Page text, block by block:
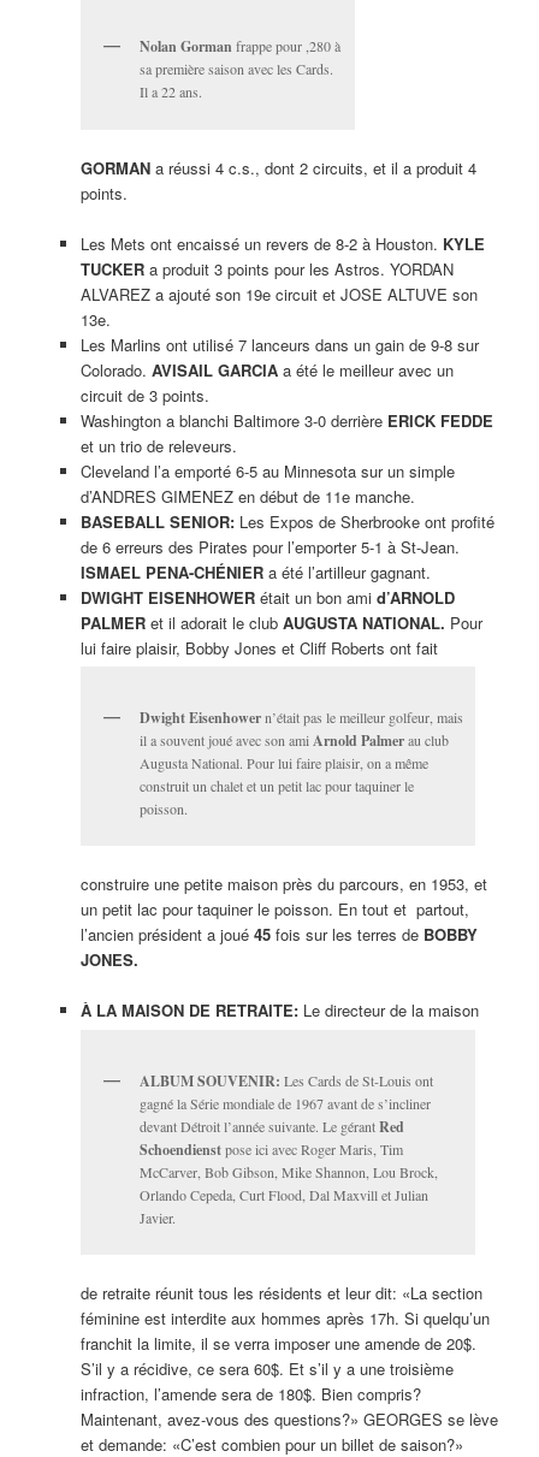
Nolan Gorman frappe pour ,280 à
sa première saison avec les Cards.
Il a 22 ans.
GORMANa réussi 4 c.s., dont 2 circuits, et il a produit 4
points.
Les Mets ont encaissé un revers de 8-2 à Houston. KYLE
TUCKERa produit 3 points pour les Astros. YORDAN
ALVAREZ a ajouté son 19e circuit et JOSE ALTUVE son
13e.
Les Marlins ont utilisé 7 lanceurs dans un gain de 9-8 sur
Colorado. AVISAIL GARCIAa été le meilleur avec un
circuit de 3 points.
Washington a blanchi Baltimore 3-0 derrière ERICK FEDDE
et un trio de releveurs.
Cleveland l’a emporté 6-5 au Minnesota sur un simple
d’ANDRES GIMENEZ en début de 11e manche.
BASEBALL SENIOR:Les Expos de Sherbrooke ont profité
de 6 erreurs des Pirates pour l’emporter 5-1 à St-Jean.
ISMAEL PENA-CHÉNIERa été l’artilleur gagnant.
DWIGHT EISENHOWER était un bon ami d’ARNOLD
PALMERet il adorait le club AUGUSTA NATIONAL. Pour
lui faire plaisir, Bobby Jones et Cliff Roberts ont fait
Dwight Eisenhowern’était pas le meilleur golfeur, mais
il a souvent joué avec son ami Arnold Palmerau club
Augusta National. Pour lui faire plaisir, on a même
construit un chalet et un petit lac pour taquiner le
poisson.
construire une petite maison près du parcours, en 1953, et
un petit lac pour taquiner le poisson. En tout et partout,
l’ancien président a joué 45fois sur les terres de BOBBY
JONES.
À LA MAISON DE RETRAITE:Le directeur de la maison
ALBUM SOUVENIR: Les Cards de St-Louis ont
gagné la Série mondiale de 1967 avant de s’incliner
devant Détroit l’année suivante. Le gérantRed
Schoendienstpose ici avec Roger Maris, Tim
McCarver, Bob Gibson, Mike Shannon, Lou Brock,
Orlando Cepeda, Curt Flood, Dal Maxvill et Julian
Javier.
de retraite réunit tous les résidents et leur dit: «La section
féminine est interdite aux hommes après 17h. Si quelqu’un
franchit la limite, il se verra imposer une amende de 20$.
S’il y a récidive, ce sera 60$. Et s’il y a une troisième
infraction, l’amende sera de 180$. Bien compris?
Maintenant, avez-vous des questions?» GEORGES se lève
et demande: «C’est combien pour un billet de saison?»